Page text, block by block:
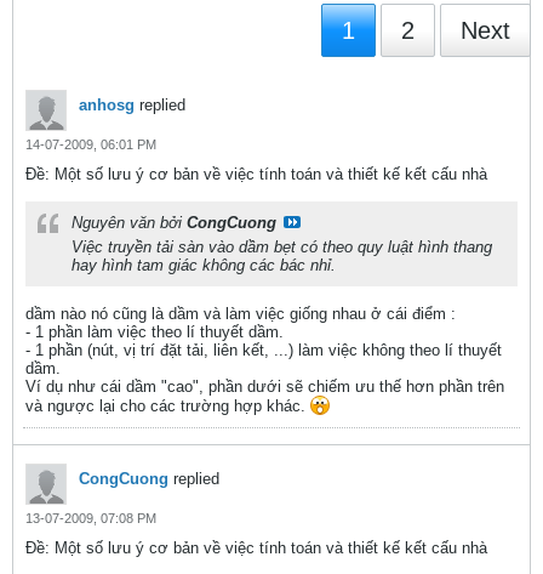
1 2 Next
anhosg replied
14-07-2009, 06:01 PM
Ðề: Một số lưu ý cơ bản về việc tính toán và thiết kế kết cấu nhà
Nguyên văn bởi CongCuong
Việc truyền tải sàn vào dầm bẹt có theo quy luật hình thang
hay hình tam giác không các bác nhỉ.
dầm nào nó cũng là dầm và làm việc giống nhau ở cái điểm :
- 1 phần làm việc theo lí thuyết dầm.
- 1 phần (nút, vị trí đặt tải, liên kết, ...) làm việc không theo lí thuyết
dầm.
Ví dụ như cái dầm "cao", phần dưới sẽ chiếm ưu thế hơn phần trên
và ngược lại cho các trường hợp khác.
CongCuong replied
13-07-2009, 07:08 PM
Ðề: Một số lưu ý cơ bản về việc tính toán và thiết kế kết cấu nhà